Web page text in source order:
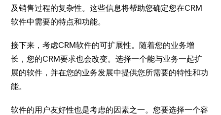
及销售过程的复杂性。这些信息将帮助您确定您在CRM
软件中需要的特点和功能。
接下来，考虑CRM软件的可扩展性。随着您的业务增
长，您的CRM要求也会改变。选择一个能与业务一起扩
展的软件，并在您的业务发展中提供您所需要的特性和功
能。
软件的用户友好性也是考虑的因素之一。您要选择一个容